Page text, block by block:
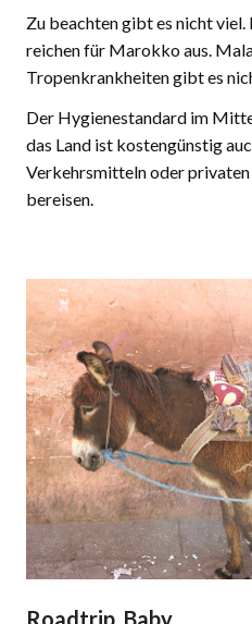
Zu beachten gibt es nicht
reichen für Marokko aus.
Tropenkrankheiten gibt es
Der Hygienestandard im
das Land ist kostengünstig
Verkehrsmitteln oder
bereisen.
Roadtrip, Baby